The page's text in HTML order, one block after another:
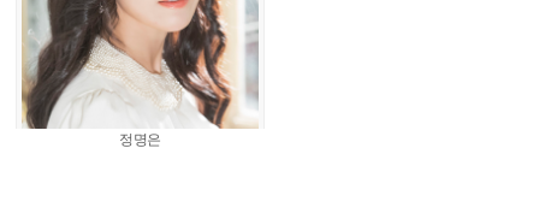
정명은